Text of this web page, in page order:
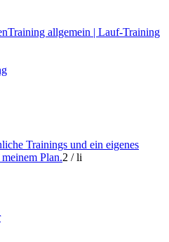
Training allgemein | Lauf-Training
Trainings und ein eigenes
Plan.2 / li